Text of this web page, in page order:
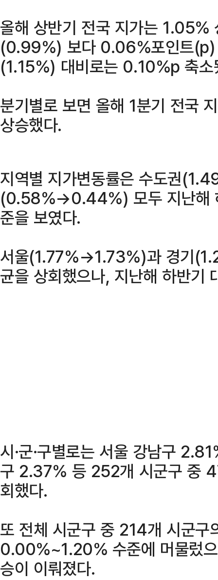
올해 상반기 전국 지가는 1.05%
(0.99%) 보다 0.06%포인트(p)
(1.15%) 대비로는 0.10%p 축소
분기별로 보면 올해 1분기 전
상승했다.
지역별 지가변동률은 수도권
(0.58%→0.44%) 모두 지난해
준을 보였다.
서울(1.77%→1.73%)과 경기
균을 상회했으나, 지난해 하반기
시·군·구별로는 서울 강남구
구 2.37% 등 252개 시군구 중
회했다.
또 전체 시군구 중 214개 시군구
0.00%~1.20% 수준에 머물렀
승이 이뤄졌다.